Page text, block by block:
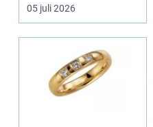
05 juli 2026